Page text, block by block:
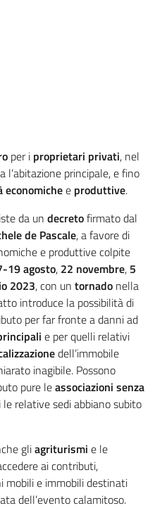
per i proprietari privati, nel
principale, e fino
e produttive.
da un decretofirmato dal
de Pascale, a favore di
e produttive colpite
19 agosto, 22 novembre, 5
2023, con un tornado nella
introduce la possibilità di
per far fronte a danni ad
e per quelli relativi
dell’immobile
inagibile. Possono
pure leassociazioni senza
le relative sedi abbiano subito
gliagriturismi e le
ai contributi,
mobili e immobili destinati
dell’evento calamitoso.